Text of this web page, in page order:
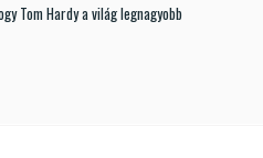
Tom Hardy a világ legnagyobb